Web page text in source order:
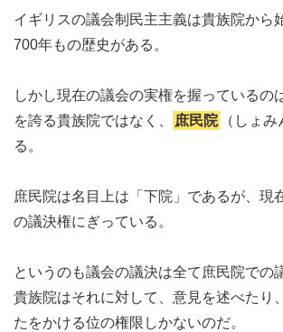
イギリスの議会制民主主義は貴族院から
700年もの歴史がある。
しかし現在の議会の実権を握っているの
を誇る貴族院ではなく、
庶民院
（しょ
る。
庶民院は名目上は「下院」であるが、現
の議決権にぎっている。
というのも議会の議決は全て庶民院での
貴族院はそれに対して、意見を述べたり
たをかける位の権限しかないのだ。